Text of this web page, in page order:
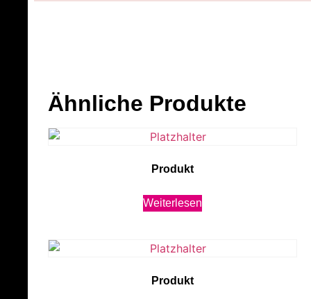
Ähnliche Produkte
Produkt
Weiterlesen
Produkt